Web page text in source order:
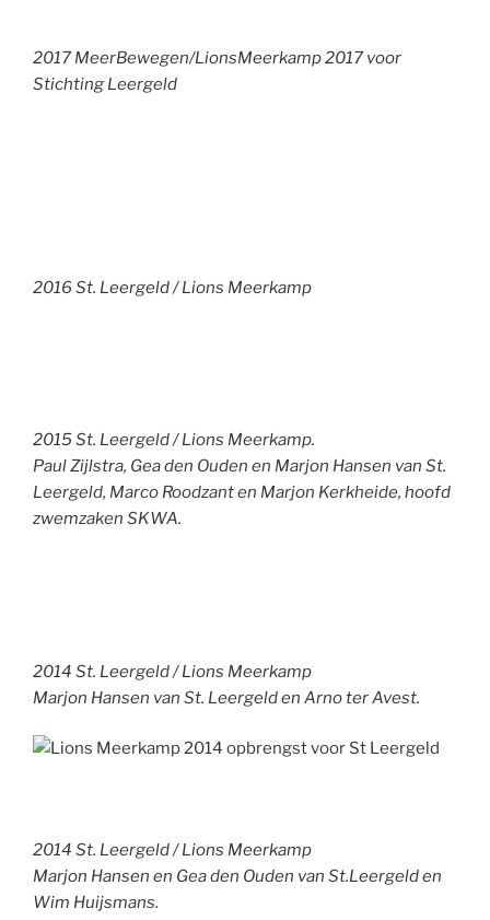
2017 MeerBewegen/LionsMeerkamp 2017 voor
Stichting Leergeld
2016 St. Leergeld / Lions Meerkamp
2015 St. Leergeld / Lions Meerkamp.
Paul Zijlstra, Gea den Ouden en Marjon Hansen van St.
Leergeld, Marco Roodzant en Marjon Kerkheide, hoofd
zwemzaken SKWA.
2014 St. Leergeld / Lions Meerkamp
Marjon Hansen van St. Leergeld en Arno ter Avest.
2014 St. Leergeld / Lions Meerkamp
Marjon Hansen en Gea den Ouden van St.Leergeld en
Wim Huijsmans.